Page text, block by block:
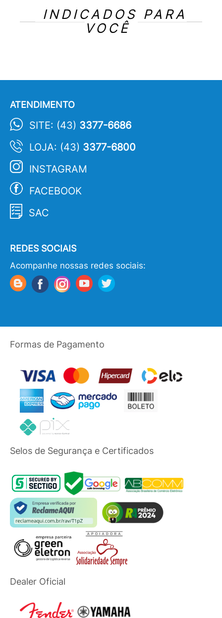
INDICADOS PARA
VOCÊ
ATENDIMENTO
SITE: (43) 3377-6686
LOJA: (43) 3377-6800
INSTAGRAM
FACEBOOK
SAC
REDES SOCIAIS
Acompanhe nossas redes sociais:
Formas de Pagamento
Selos de Segurança e Certificados
Dealer Oficial